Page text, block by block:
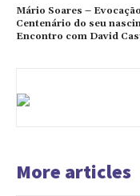
Mário Soares –
Centenário do seu
Encontro com David
More articles